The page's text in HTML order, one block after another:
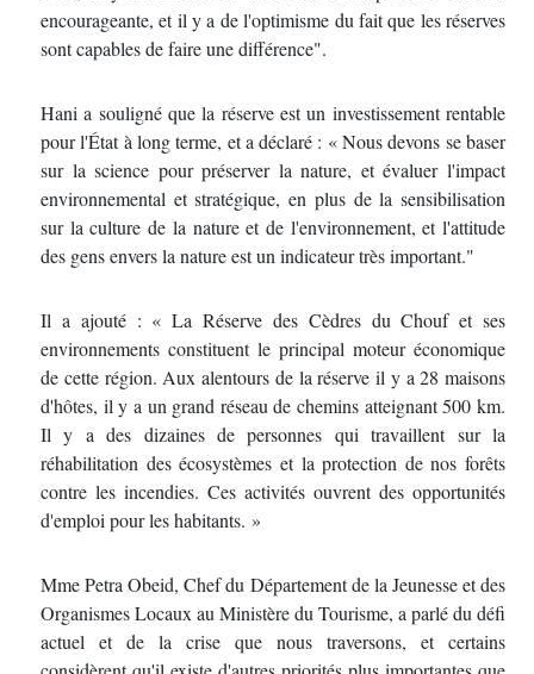
encourageante, et il y a de l'optimisme du fait que les réserves
sont capables de faire une différence".
Hani a souligné que la réserve est un investissement rentable
pour l'État à long terme, et a déclaré : « Nous devons se baser
sur la science pour préserver la nature, et évaluer l'impact
environnemental et stratégique, en plus de la sensibilisation
sur la culture de la nature et de l'environnement, et l'attitude
des gens envers la nature est un indicateur très important."
Il a ajouté : « La Réserve des Cèdres du Chouf et ses
environnements constituent le principal moteur économique
de cette région. Aux alentours de la réserve il y a 28 maisons
d'hôtes, il y a un grand réseau de chemins atteignant 500 km.
Il y a des dizaines de personnes qui travaillent sur la
réhabilitation des écosystèmes et la protection de nos forêts
contre les incendies. Ces activités ouvrent des opportunités
d'emploi pour les habitants. »
Mme Petra Obeid, Chef du Département de la Jeunesse et des
Organismes Locaux au Ministère du Tourisme, a parlé du défi
actuel et de la crise que nous traversons, et certains